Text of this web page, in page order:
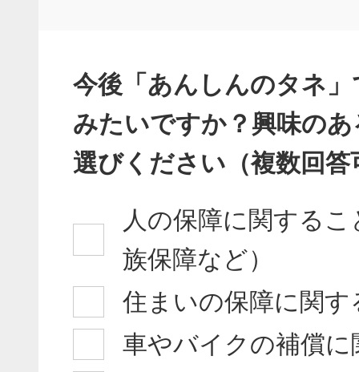
今後「あんしんのタネ
みたいですか？興味の
選びください（複数回答
人の保障に関する
族保障など）
住まいの保障に関す
車やバイクの補償